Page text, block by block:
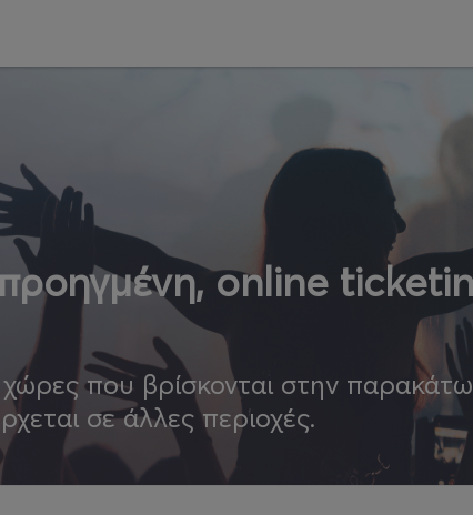
online
χώρες που βρίσκονται στην παρακάτω
σε άλλες περιοχές.